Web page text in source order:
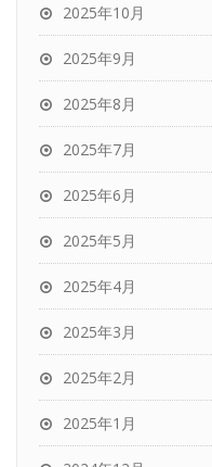
2025年10月
2025年9月
2025年8月
2025年7月
2025年6月
2025年5月
2025年4月
2025年3月
2025年2月
2025年1月